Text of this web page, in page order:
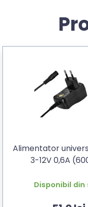
Alimentator
3-12V 0,6A
Disponibil din